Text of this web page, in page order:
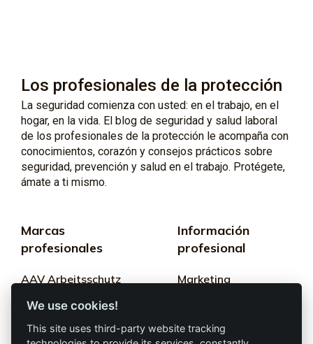
Los profesionales de la protección
La seguridad comienza con usted: en el trabajo, en el
hogar, en la vida. El blog de seguridad y salud laboral
de los profesionales de la protección le acompaña con
conocimientos, corazón y consejos prácticos sobre
seguridad, prevención y salud en el trabajo. Protégete,
ámate a ti mismo.
Marcas
profesionales
AAV Arbeitsschutz
Allprotec® Solo
Información
profesional
Marketing
condiciones
We use cookies!
This site uses third-party website tracking